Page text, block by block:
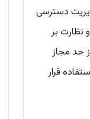
دسترسی
نظارت بر
حد مجاز
قرار